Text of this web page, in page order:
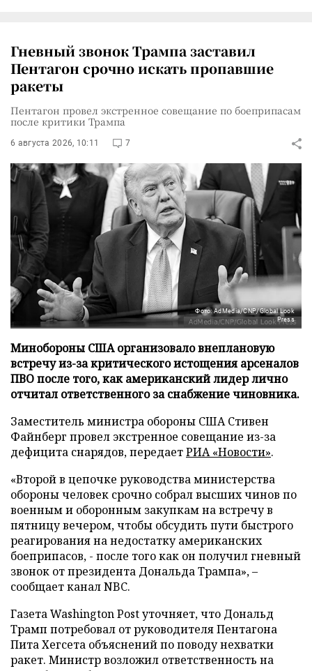
Гневный звонок Трампа заставил
Пентагон срочно искать пропавшие
ракеты
Пентагон провел экстренное совещание по боеприпасам
после критики Трампа
6 августа 2026, 10:11 7
Фото: AdMedia/CNP/Global Look
Press
Минобороны США организовало внеплановую
встречу из-за критического истощения арсеналов
ПВО после того, как американский лидер лично
отчитал ответственного за снабжение чиновника.
Заместитель министра обороны США Стивен
Файнберг провел экстренное совещание из-за
дефицита снарядов, передаетРИА «Новости».
«Второй в цепочке руководства министерства
обороны человек срочно собрал высших чинов по
военным и оборонным закупкам на встречу в
пятницу вечером, чтобы обсудить пути быстрого
реагирования на недостатку американских
боеприпасов, - после того как он получил гневный
звонок от президента Дональда Трампа», –
сообщает канал NBC.
Газета Washington Post уточняет, что Дональд
Трамп потребовал от руководителя Пентагона
Пита Хегсета объяснений по поводу нехватки
ракет. Министр возложил ответственность на